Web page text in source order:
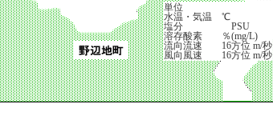
単位
水温・気温 ℃
塩分 PSU
溶存酸素 ％(mg/L)
流向流速 16方位 m/秒
風向風速 16方位 m/秒